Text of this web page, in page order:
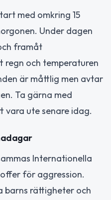
med omkring 15
Under dagen
framåt
och temperaturen
är måttlig men avtar
Ta gärna med
vara ute senare idag.
Internationella
för aggression.
barns rättigheter och